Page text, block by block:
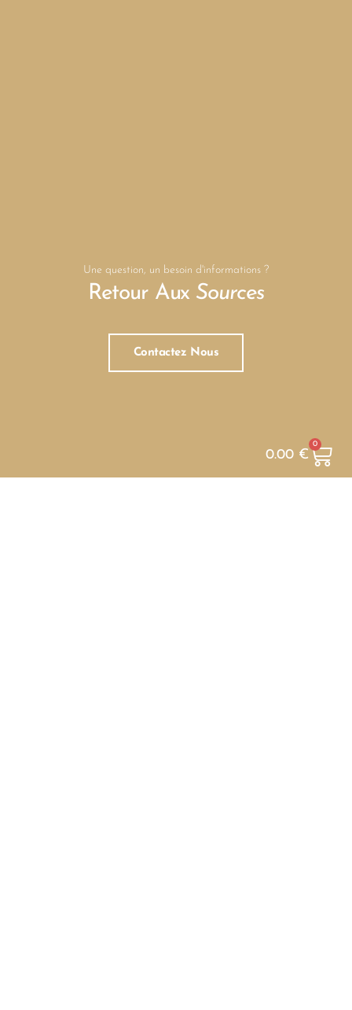
0.00 €
0
Une question, un besoin d'informations ?
Retour Aux Sources
Contactez Nous